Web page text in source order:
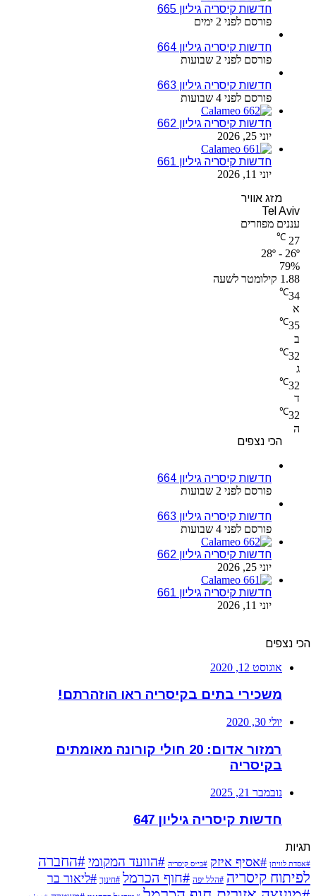
חדשות קיסריה גיליון 665
פורסם לפני 2 ימים
חדשות קיסריה גיליון 664
פורסם לפני 2 שבועות
חדשות קיסריה גיליון 663
פורסם לפני 4 שבועות
חדשות קיסריה גיליון 662
יוני 25, 2026
חדשות קיסריה גיליון 661
יוני 11, 2026
מזג אוויר
Tel Aviv
עננים מפוזרים
27
℃
28º - 26º
79%
1.88 קילומטר לשעה
34
℃
א
35
℃
ב
32
℃
ג
32
℃
ד
32
℃
ה
הכי נצפים
חדשות קיסריה גיליון 664
פורסם לפני 2 שבועות
חדשות קיסריה גיליון 663
פורסם לפני 4 שבועות
חדשות קיסריה גיליון 662
יוני 25, 2026
חדשות קיסריה גיליון 661
יוני 11, 2026
הכי נצפים
אוגוסט 12, 2020
משכירי בתים בקיסריה ראו הוזהרתם!
יולי 30, 2020
רמזור אדום: 20 חולי קורונה מאומתים
בקיסריה
נובמבר 21, 2025
חדשות קיסריה גיליון 647
תגיות
#אסדת לוויתן #אסיף איזק #בי״ס קיסריה #הוועד המקומי#החברה
לפיתוח קיסריה #הלל יפה #חוף הכרמל #חינוך #ליאור בר